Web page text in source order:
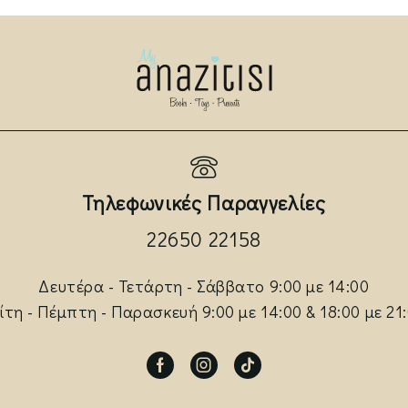
Τηλεφωνικές Παραγγελίες
22650 22158
Δευτέρα - Τετάρτη - Σάββατο 9:00 με 14:00
- Πέμπτη - Παρασκευή 9:00 με 14:00 & 18:00 με
FacebookInstagram
Tik-